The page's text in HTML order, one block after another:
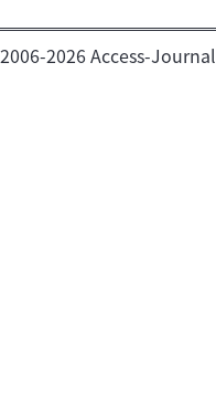
2026 Access-Journal